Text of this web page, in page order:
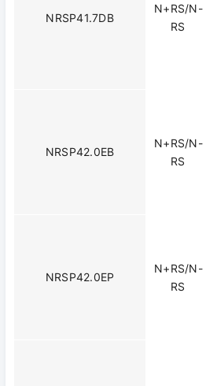
NRSP41.7DB
N+RS/N-
RS
NRSP42.0EB
N+RS/N-
RS
NRSP42.0EP
N+RS/N-
RS